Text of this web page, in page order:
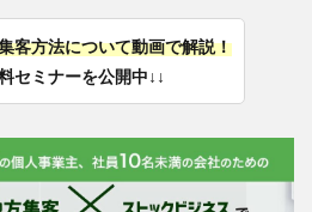
客方法について動画で解説！
セミナーを公開中↓↓